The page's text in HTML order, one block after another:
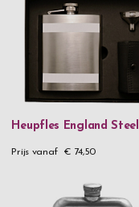
Heupfles England Steel
Prijs vanaf € 74,50